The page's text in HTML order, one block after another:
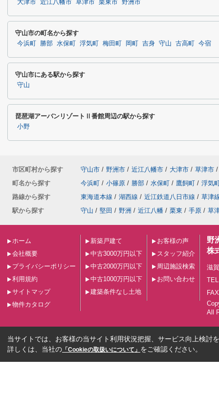
大津市 近江八幡市 草津市 栗東市 野洲市
守山市の町名から探す
今浜町 勝部 水保町 浮気町 梅田町 岡町 吉身 守山 古高町 今宿
守山市にある駅から探す
守山
琵琶湖アーバンリゾートⅡ番館周辺の駅から探す
小野
市区町村から探す 守山市 / 野洲市 / 近江八幡市 / 大津市 / 草津市 /
町名から探す
今浜町 / 小篠原 / 勝部 / 水保町 / 鷹飼町 / 浮気
路線から探す
東海道本線 / 湖西線 / 近江鉄道八日市線 / 草津
駅から探す
守山 / 堅田 / 野洲 / 近江八幡 / 栗東 / 手原 / 草
ホーム
会社概要
プライバシーポリシー
利用規約
サイトマップ
物件カタログ
新築戸建て
中古3000万円以下
中古2000万円以下
中古1000万円以下
建築条件なし土地
お客様の声
スタッフ紹介
周辺施設検索
お問い合わせ
野
株
滋
All
当サイトでは、お客様の当サイト利用状況把握、サービス向上検討
詳しくは、当社の 「Cookieの取扱いについて」 をご確認ください。